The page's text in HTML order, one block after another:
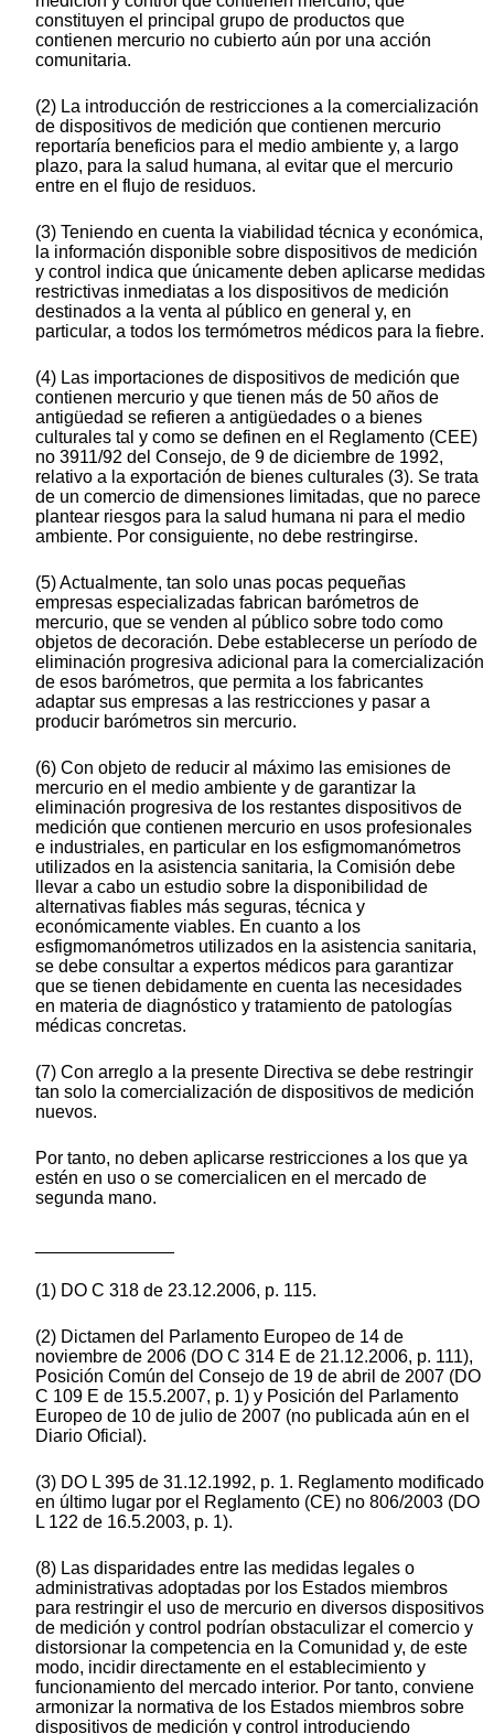
constituyen el principal grupo de productos que
contienen mercurio no cubierto aún por una acción
comunitaria.
(2) La introducción de restricciones a la comercialización
de dispositivos de medición que contienen mercurio
reportaría beneficios para el medio ambiente y, a largo
plazo, para la salud humana, al evitar que el mercurio
entre en el flujo de residuos.
(3) Teniendo en cuenta la viabilidad técnica y económica,
la información disponible sobre dispositivos de medición
y control indica que únicamente deben aplicarse medidas
restrictivas inmediatas a los dispositivos de medición
destinados a la venta al público en general y, en
particular, a todos los termómetros médicos para la fiebre.
(4) Las importaciones de dispositivos de medición que
contienen mercurio y que tienen más de 50 años de
antigüedad se refieren a antigüedades o a bienes
culturales tal y como se definen en el Reglamento (CEE)
no 3911/92 del Consejo, de 9 de diciembre de 1992,
relativo a la exportación de bienes culturales (3). Se trata
de un comercio de dimensiones limitadas, que no parece
plantear riesgos para la salud humana ni para el medio
ambiente. Por consiguiente, no debe restringirse.
(5) Actualmente, tan solo unas pocas pequeñas
empresas especializadas fabrican barómetros de
mercurio, que se venden al público sobre todo como
objetos de decoración. Debe establecerse un período de
eliminación progresiva adicional para la comercialización
de esos barómetros, que permita a los fabricantes
adaptar sus empresas a las restricciones y pasar a
producir barómetros sin mercurio.
(6) Con objeto de reducir al máximo las emisiones de
mercurio en el medio ambiente y de garantizar la
eliminación progresiva de los restantes dispositivos de
medición que contienen mercurio en usos profesionales
e industriales, en particular en los esfigmomanómetros
utilizados en la asistencia sanitaria, la Comisión debe
llevar a cabo un estudio sobre la disponibilidad de
alternativas fiables más seguras, técnica y
económicamente viables. En cuanto a los
esfigmomanómetros utilizados en la asistencia sanitaria,
se debe consultar a expertos médicos para garantizar
que se tienen debidamente en cuenta las necesidades
en materia de diagnóstico y tratamiento de patologías
médicas concretas.
(7) Con arreglo a la presente Directiva se debe restringir
tan solo la comercialización de dispositivos de medición
nuevos.
Por tanto, no deben aplicarse restricciones a los que ya
estén en uso o se comercialicen en el mercado de
segunda mano.
(1) DO C 318 de 23.12.2006, p. 115.
(2) Dictamen del Parlamento Europeo de 14 de
noviembre de 2006 (DO C 314 E de 21.12.2006, p. 111),
Posición Común del Consejo de 19 de abril de 2007 (DO
C 109 E de 15.5.2007, p. 1) y Posición del Parlamento
Europeo de 10 de julio de 2007 (no publicada aún en el
Diario Oficial).
(3) DO L 395 de 31.12.1992, p. 1. Reglamento modificado
en último lugar por el Reglamento (CE) no 806/2003 (DO
L 122 de 16.5.2003, p. 1).
(8) Las disparidades entre las medidas legales o
administrativas adoptadas por los Estados miembros
para restringir el uso de mercurio en diversos dispositivos
de medición y control podrían obstaculizar el comercio y
distorsionar la competencia en la Comunidad y, de este
modo, incidir directamente en el establecimiento y
funcionamiento del mercado interior. Por tanto, conviene
armonizar la normativa de los Estados miembros sobre
dispositivos de medición y control introduciendo